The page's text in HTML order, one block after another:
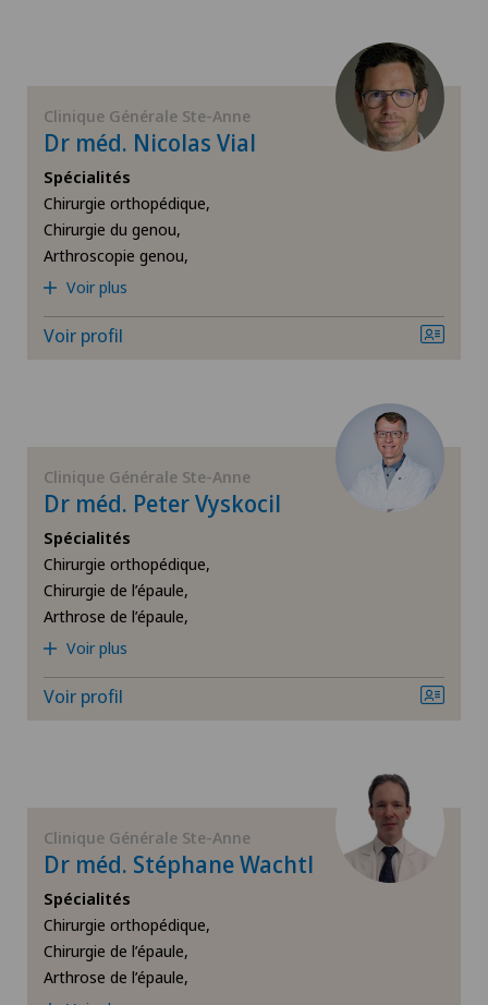
Chirurgie du pied/de la cheville
Chirurgie générale
Chirurgie orthopédique
Déchirure des ligaments
Déchirure du ménisque
Déchirure du talon d’Achille
Densitométrie
Épaule gelée
Gynécologie
Hallux valgus
Clinique Générale Ste-Anne
Dr méd. Nicolas Vial
Spécialités
Chirurgie orthopédique,
Chirurgie du genou,
Arthroscopie genou,
Voir plus
Voir profil
Clinique Générale Ste-Anne
Dr méd. Peter Vyskocil
Spécialités
Chirurgie orthopédique,
Chirurgie de l’épaule,
Arthrose de l’épaule,
Voir plus
Voir profil
Clinique Générale Ste-Anne
Dr méd. Stéphane Wachtl
Spécialités
Chirurgie orthopédique,
Chirurgie de l’épaule,
Arthrose de l’épaule,